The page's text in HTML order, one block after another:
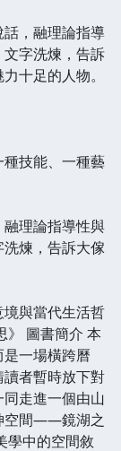
，融理論指導
字洗煉，告訴
十足的人物。
技能、一種藝
理論指導性與
煉，告訴大傢
與當代生活哲
》 圖書簡介 本
一場橫跨曆
者暫時放下對
走進一個由山
空間——鏡湖之
中的空間敘